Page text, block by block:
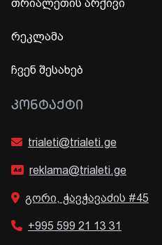
თრიალეთის არქივი
რეკლამა
ჩვენ შესახებ
ᲙᲝᲜᲢᲐᲥᲢᲘ
trialeti@trialeti.ge
reklama@trialeti.ge
გორი, ჭავჭავაძის #45
+995 599 21 13 31